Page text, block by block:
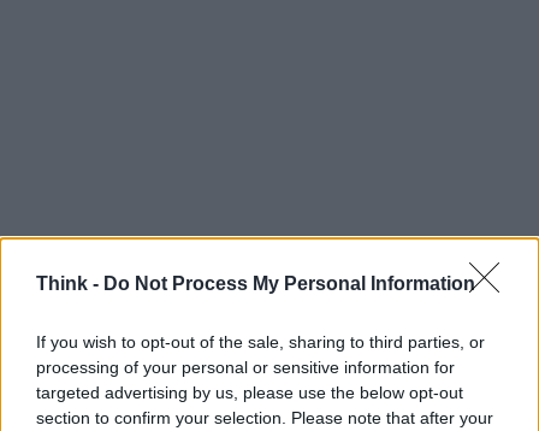
Think - Do Not Process My Personal Information
If you wish to opt-out of the sale, sharing to third parties, or
processing of your personal or sensitive information for
targeted advertising by us, please use the below opt-out
section to confirm your selection. Please note that after your